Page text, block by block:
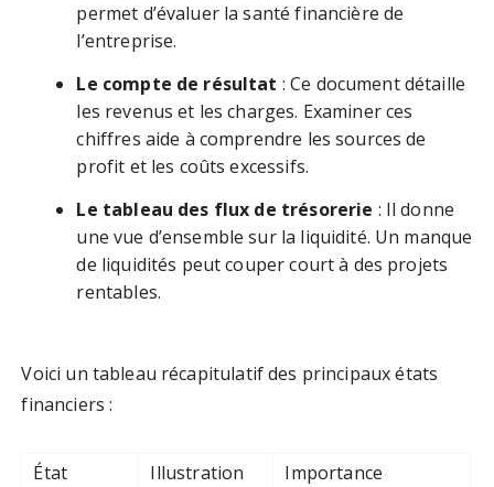
permet d’évaluer la santé financière de
l’entreprise.
Le compte de résultat : Ce document détaille
les revenus et les charges. Examiner ces
chiffres aide à comprendre les sources de
profit et les coûts excessifs.
Le tableau des flux de trésorerie : Il donne
une vue d’ensemble sur la liquidité. Un manque
de liquidités peut couper court à des projets
rentables.
Voici un tableau récapitulatif des principaux états
financiers :
État
Illustration Importance